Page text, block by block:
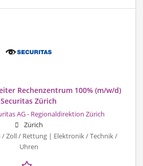
Rechenzentrum 100% (m/w/d)
Securitas Zürich
AG - Regionaldirektion Zürich
Zürich
/ Zoll / Rettung | Elektronik / Technik /
Uhren